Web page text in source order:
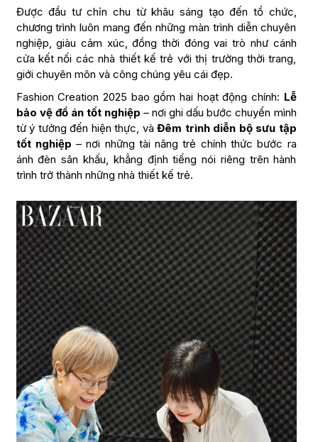
Được đầu tư chỉn chu từ khâu sáng tạo đến tổ chức,
chương trình luôn mang đến những màn trình diễn chuyên
nghiệp, giàu cảm xúc, đồng thời đóng vai trò như cánh
cửa kết nối các nhà thiết kế trẻ với thị trường thời trang,
giới chuyên môn và công chúng yêu cái đẹp.
Fashion Creation 2025 bao gồm hai hoạt động chính: Lễ
bảo vệ đồ án tốt nghiệp – nơi ghi dấu bước chuyển mình
từ ý tưởng đến hiện thực, và Đêm trình diễn bộ sưu tập
tốt nghiệp – nơi những tài năng trẻ chính thức bước ra
ánh đèn sân khấu, khẳng định tiếng nói riêng trên hành
trình trở thành những nhà thiết kế trẻ.